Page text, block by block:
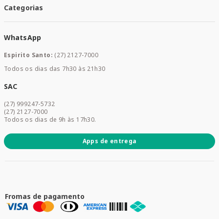
Santa Mais Convenios
Meus Pedidos
Categorias
Saúde e Bem-estar
Mamães e Bebê
Dermocosméticos
Promoções
WhatsApp
Espirito Santo: (27) 2127-7000
Todos os dias das 7h30 às 21h30
SAC
(27) 999247-5732
(27) 2127-7000
Todos os dias de 9h às 17h30.
Apps de entrega
Fromas de pagamento